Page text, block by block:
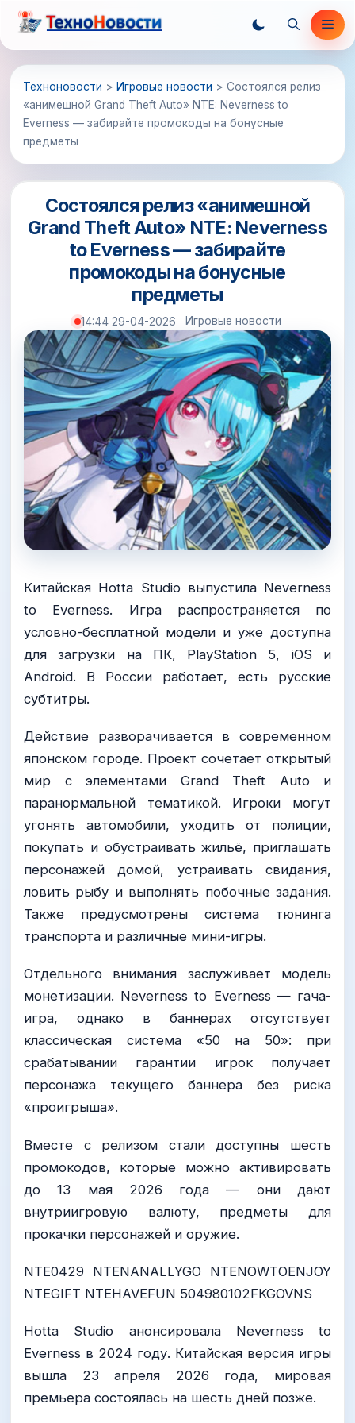
Перейти
содержимому
Техноновости > Игровые новости > Состоялся релиз
«анимешной Grand Theft Auto» NTE: Neverness to
Everness — забирайте промокоды на бонусные
предметы
Состоялся релиз «анимешной
Grand Theft Auto» NTE: Neverness
to Everness — забирайте
промокоды на бонусные
предметы
14:44 29-04-2026 Игровые новости
Китайская Hotta Studio выпустила Neverness
to Everness. Игра распространяется по
условно-бесплатной модели и уже доступна
для загрузки на ПК, PlayStation 5, iOS и
Android. В России работает, есть русские
субтитры.
Действие разворачивается в современном
японском городе. Проект сочетает открытый
мир с элементами Grand Theft Auto и
паранормальной тематикой. Игроки могут
угонять автомобили, уходить от полиции,
покупать и обустраивать жильё, приглашать
персонажей домой, устраивать свидания,
ловить рыбу и выполнять побочные задания.
Также предусмотрены система тюнинга
транспорта и различные мини-игры.
Отдельного внимания заслуживает модель
монетизации. Neverness to Everness — гача-
игра, однако в баннерах отсутствует
классическая система «50 на 50»: при
срабатывании гарантии игрок получает
персонажа текущего баннера без риска
«проигрыша».
Вместе с релизом стали доступны шесть
промокодов, которые можно активировать
до 13 мая 2026 года — они дают
внутриигровую валюту, предметы для
прокачки персонажей и оружие.
NTE0429 NTENANALLYGO NTENOWTOENJOY
NTEGIFT NTEHAVEFUN 504980102FKGOVNS
Hotta Studio анонсировала Neverness to
Everness в 2024 году. Китайская версия игры
вышла 23 апреля 2026 года, мировая
премьера состоялась на шесть дней позже.